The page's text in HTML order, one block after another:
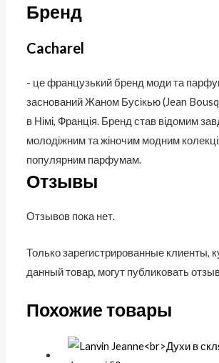
Бренд
Cacharel
- це французький бренд моди та
заснований Жаном Бусікью (Jean
в Німі, Франція. Бренд став відомим
молодіжним та жіночим модним
популярним парфумам.
Отзывы
Отзывов пока нет.
Только зарегистрированные клиенты,
данный товар, могут публиковать
Похожие товары